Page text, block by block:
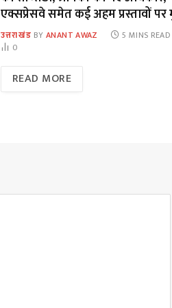
एक्सप्रेसवे समेत कई अहम प्रस्तावों पर
उत्तराखंड BY ANANT AWAZ
5 MINS READ
0
READ MORE